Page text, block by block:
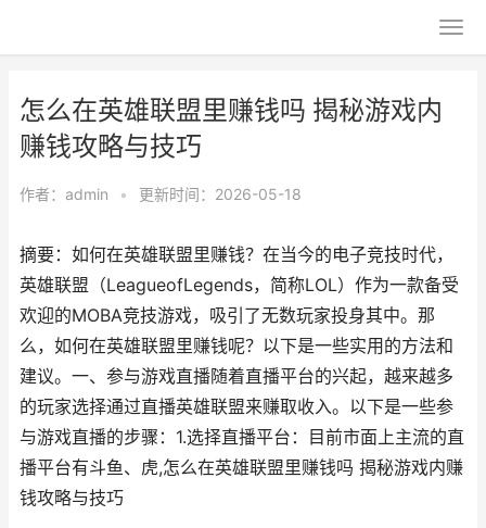
怎么在英雄联盟里赚钱吗 揭秘游戏内
赚钱攻略与技巧
作者： admin • 更新时间：2026-05-18
摘要：如何在英雄联盟里赚钱？在当今的电子竞技时代，
英雄联盟（LeagueofLegends，简称LOL）作为一款备受
欢迎的MOBA竞技游戏，吸引了无数玩家投身其中。那
么，如何在英雄联盟里赚钱呢？以下是一些实用的方法和
建议。一、参与游戏直播随着直播平台的兴起，越来越多
的玩家选择通过直播英雄联盟来赚取收入。以下是一些参
与游戏直播的步骤：1.选择直播平台：目前市面上主流的直
播平台有斗鱼、虎,怎么在英雄联盟里赚钱吗 揭秘游戏内赚
钱攻略与技巧